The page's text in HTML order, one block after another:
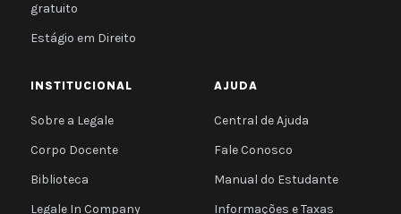
gratuito
Estágio em Direito
INSTITUCIONAL
Sobre a Legale
Corpo Docente
Biblioteca
Legale In Company
AJUDA
Central de Ajuda
Fale Conosco
Manual do Estudante
Informações e Taxas